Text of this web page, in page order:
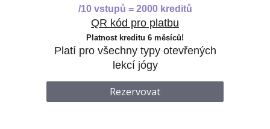
/10 vstupů = 2000 kreditů
QR kód pro platbu
Platnost kreditu 6 měsíců!
Platí pro všechny typy otevřených
lekcí jógy
Rezervovat